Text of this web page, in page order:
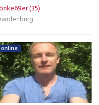
(35)
online